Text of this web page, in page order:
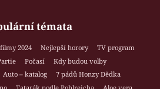
témata
2024 Nejlepší horory
TV program
Počasí
Kdy budou volby
Auto – katalog
7 pádů Honzy Dědka